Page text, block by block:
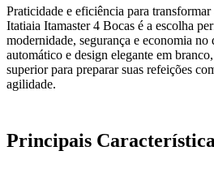
Praticidade e eficiência para
Itatiaia Itamaster 4 Bocas é a escolha
modernidade, segurança e economia
automático e design elegante em
superior para preparar suas refeições
agilidade.
Principais